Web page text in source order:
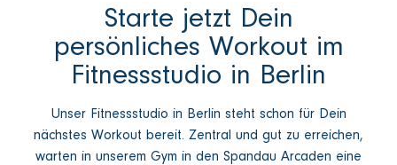
Starte jetzt Dein
persönliches Workout im
Fitnessstudio in Berlin
Unser Fitnessstudio in Berlin steht schon für Dein
nächstes Workout bereit. Zentral und gut zu erreichen,
warten in unserem Gym in den Spandau Arcaden eine